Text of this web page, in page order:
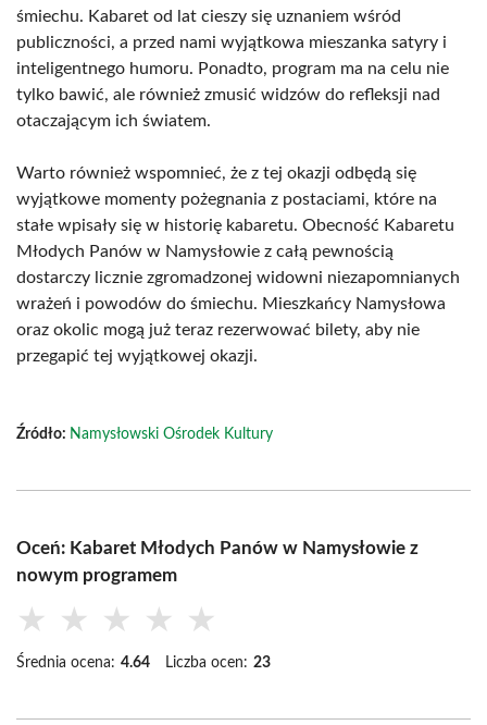
śmiechu. Kabaret od lat cieszy się uznaniem wśród
publiczności, a przed nami wyjątkowa mieszanka satyry i
inteligentnego humoru. Ponadto, program ma na celu nie
tylko bawić, ale również zmusić widzów do refleksji nad
otaczającym ich światem.
Warto również wspomnieć, że z tej okazji odbędą się
wyjątkowe momenty pożegnania z postaciami, które na
stałe wpisały się w historię kabaretu. Obecność Kabaretu
Młodych Panów w Namysłowie z całą pewnością
dostarczy licznie zgromadzonej widowni niezapomnianych
wrażeń i powodów do śmiechu. Mieszkańcy Namysłowa
oraz okolic mogą już teraz rezerwować bilety, aby nie
przegapić tej wyjątkowej okazji.
Źródło: Namysłowski Ośrodek Kultury
Oceń: Kabaret Młodych Panów w Namysłowie z
nowym programem
★ ★ ★ ★ ★
Średnia ocena: 4.64 Liczba ocen: 23